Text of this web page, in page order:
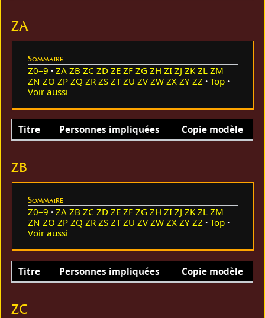
ZA
Sommaire
Z0–9 ZA ZB ZC ZD ZE ZF ZG ZH ZI ZJ ZK ZL ZM
ZN ZO ZP ZQ ZR ZS ZT ZU ZV ZW ZX ZY ZZ
Top
Voir aussi
Titre Personnes impliquées Copie modèle
ZB
Sommaire
Z0–9 ZA ZB ZC ZD ZE ZF ZG ZH ZI ZJ ZK ZL ZM
ZN ZO ZP ZQ ZR ZS ZT ZU ZV ZW ZX ZY ZZ
Top
Voir aussi
Titre Personnes impliquées Copie modèle
ZC